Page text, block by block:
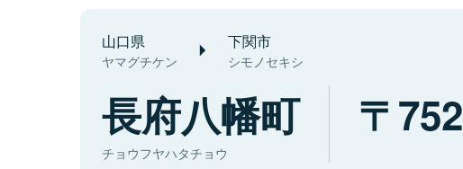
山口県
ヤマグチケン
下関市
シモノセキシ
長府八幡町
チョウフヤハタチョウ